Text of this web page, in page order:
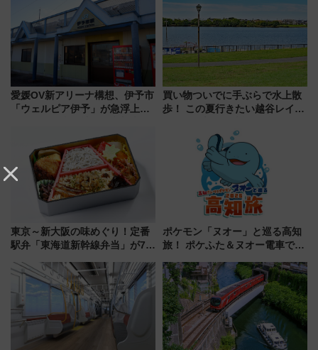
愛媛OV新アリーナ構想、伊予市
「ウェルピア伊予」が急浮上！
で探る鉄道アクセスの未来
買い物ついでに手ぶらで水上散
歩！ この夏行きたい越谷レイク
ア「LAKESIDE PARK」（埼玉
県越谷市）
東京～新大阪の味めぐり！定番
駅弁「東海道新幹線弁当」が7月
ポケモン「ヌオー」と巡る高知
旅！ ポケふた＆ヌオー電車で楽
路の絶景と絶品グルメを満喫！
（7月18日スタート）